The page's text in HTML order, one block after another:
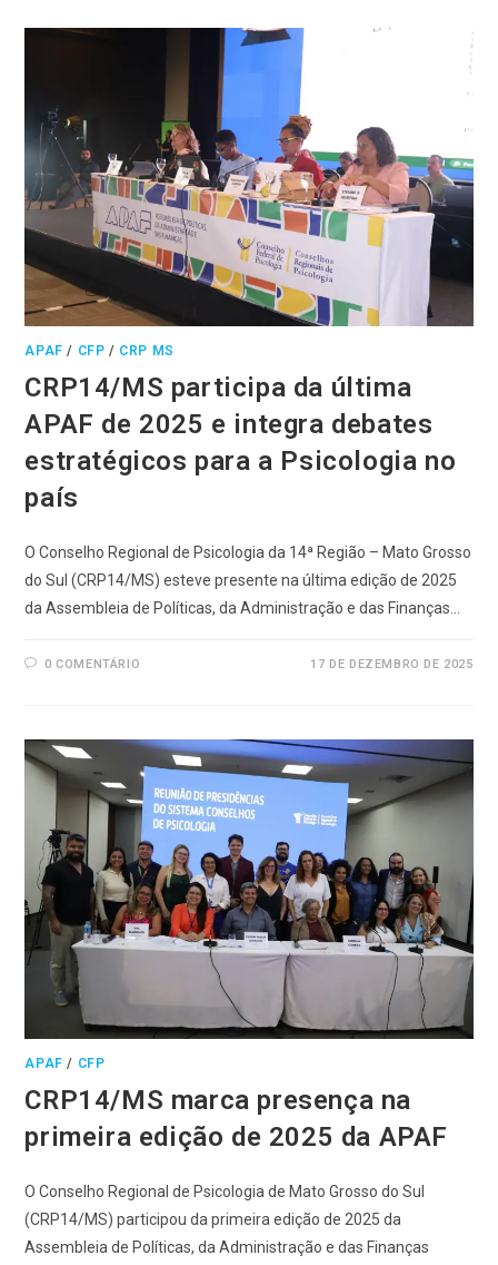
APAF / CFP / CRP MS
CRP14/MS participa da última
APAF de 2025 e integra debates
estratégicos para a Psicologia no
país
O Conselho Regional de Psicologia da 14ª Região – Mato Grosso
do Sul (CRP14/MS) esteve presente na última edição de 2025
da Assembleia de Políticas, da Administração e das Finanças…
0 COMENTÁRIO 17 DE DEZEMBRO DE 2025
APAF / CFP
CRP14/MS marca presença na
primeira edição de 2025 da APAF
O Conselho Regional de Psicologia de Mato Grosso do Sul
(CRP14/MS) participou da primeira edição de 2025 da
Assembleia de Políticas, da Administração e das Finanças